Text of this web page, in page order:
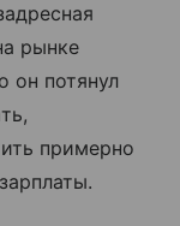
рынке
он потянул
примерно